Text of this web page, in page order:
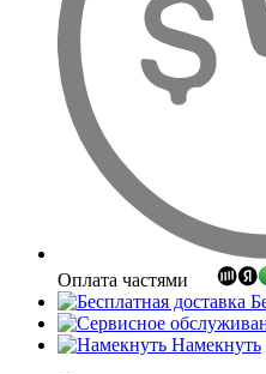
Оплата частями
Намекнуть